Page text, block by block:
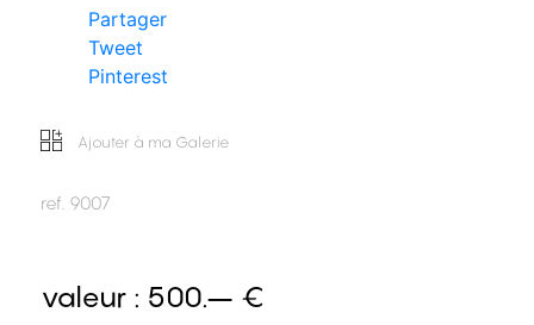
Partager
Tweet
Pinterest
Ajouter à ma Galerie
ref. 9007
valeur : 500.– €